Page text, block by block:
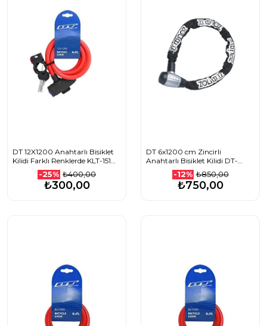
DT 12X1200 Anahtarlı Bisiklet
Kilidi Farklı Renklerde KLT-151
KLT-152 KLT-153 KLT-154 KLT-155
1507501110_YEŞİL
-25% ₺400,00
₺300,00
DT 6x1200 cm Zincirli
Anahtarlı Bisiklet Kilidi DT-
85704 KLT-304
-12% ₺850,00
₺750,00